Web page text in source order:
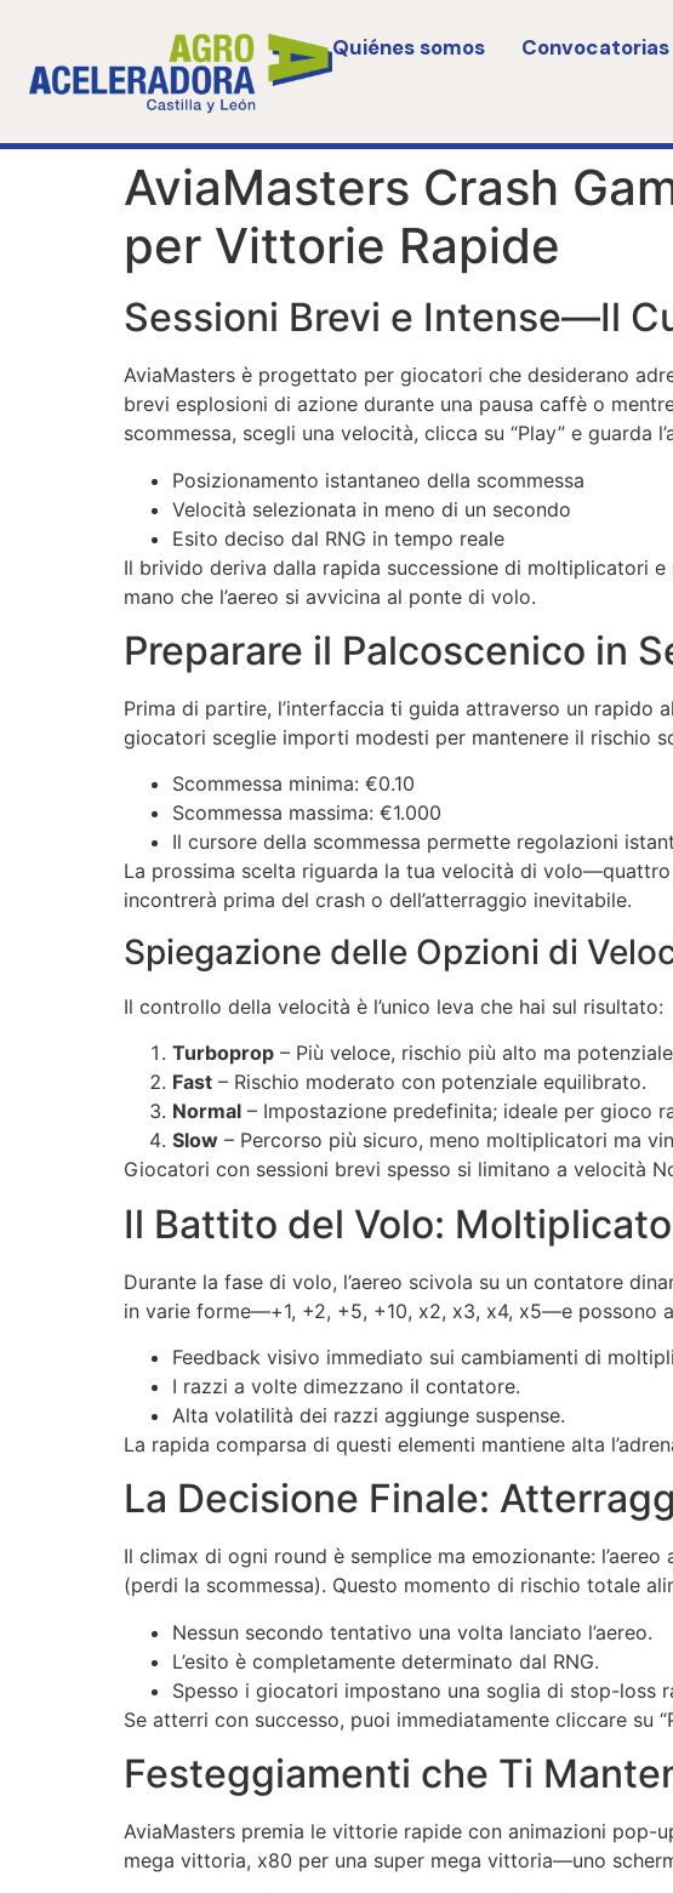
Quiénes somos Convocatorias
AviaMasters Crash
per Vittorie Rapide
Sessioni Brevi e Intense—Il
AviaMasters è progettato per giocatori che desiderano
brevi esplosioni di azione durante una pausa caffè o
scommessa, scegli una velocità, clicca su “Play” e guarda
Posizionamento istantaneo della scommessa
Velocità selezionata in meno di un secondo
Esito deciso dal RNG in tempo reale
Il brivido deriva dalla rapida successione di moltiplicatori
mano che l’aereo si avvicina al ponte di volo.
Preparare il Palcoscenico in
Prima di partire, l’interfaccia ti guida attraverso un rapido
giocatori sceglie importi modesti per mantenere il rischio
Scommessa minima: €0.10
Scommessa massima: €1.000
Il cursore della scommessa permette regolazioni
La prossima scelta riguarda la tua velocità di
incontrerà prima del crash o dell’atterraggio inevitabile.
Spiegazione delle Opzioni di
Il controllo della velocità è l’unico leva che hai sul risultato:
Turboprop – Più veloce, rischio più alto ma
Fast – Rischio moderato con potenziale equilibrato.
Normal – Impostazione predefinita; ideale per gioco
Slow – Percorso più sicuro, meno moltiplicatori ma
Giocatori con sessioni brevi spesso si limitano a velocità
Il Battito del Volo:
Durante la fase di volo, l’aereo scivola su un contatore
in varie forme—+1, +2, +5, +10, x2, x3, x4, x5—e possono
Feedback visivo immediato sui cambiamenti di
I razzi a volte dimezzano il contatore.
Alta volatilità dei razzi aggiunge suspense.
La rapida comparsa di questi elementi mantiene alta
La Decisione Finale:
Il climax di ogni round è semplice ma emozionante:
(perdi la scommessa). Questo momento di rischio totale
Nessun secondo tentativo una volta lanciato l’aereo.
L’esito è completamente determinato dal RNG.
Spesso i giocatori impostano una soglia di stop-loss
Se atterri con successo, puoi immediatamente cliccare
Festeggiamenti che Ti
AviaMasters premia le vittorie rapide con animazioni
mega vittoria, x80 per una super mega vittoria—uno